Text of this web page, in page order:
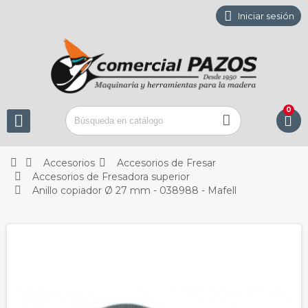
 Iniciar sesión
  
0
  Accesorios  Accesorios de Fresar
 Accesorios de Fresadora superior
 Anillo copiador Ø 27 mm - 038988 - Mafell